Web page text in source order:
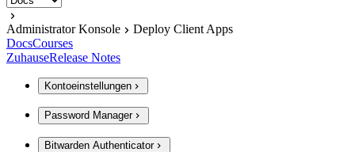
Administrator Konsole
Deploy Client Apps
DocsCourses
ZuhauseRelease Notes
Kontoeinstellungen
Password Manager
Bitwarden Authenticator